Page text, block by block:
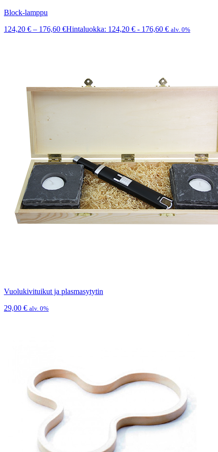
Block-lamppu
124,20 € – 176,60 €Hintaluokka: 124,20 € - 176,60 € alv. 0%
Vuolukivituikut ja plasmasytytin
29,00 € alv. 0%